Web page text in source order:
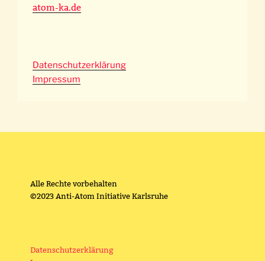
atom-ka.de
Datenschutzerklärung
Impressum
Alle Rechte vorbehalten
©2023 Anti-Atom Initiative Karlsruhe
Datenschutzerklärung